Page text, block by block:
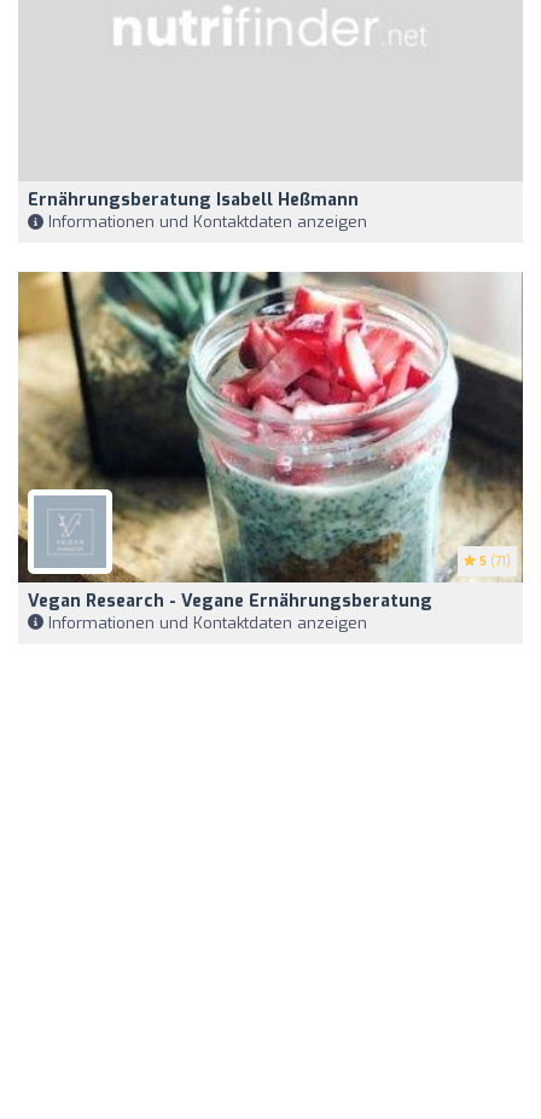
Ernährungsberatung Isabell Heßmann
Informationen und Kontaktdaten anzeigen
5 (71)
Vegan Research - Vegane Ernährungsberatung
Informationen und Kontaktdaten anzeigen